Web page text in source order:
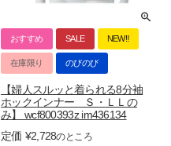
おすすめ SALE NEW‼
在庫限り のびのび
【婦人スルッと着られる8分袖
ホックインナー Ｓ・ＬＬの
み】 wcf800393z im436134
定価 ¥2,728のところ